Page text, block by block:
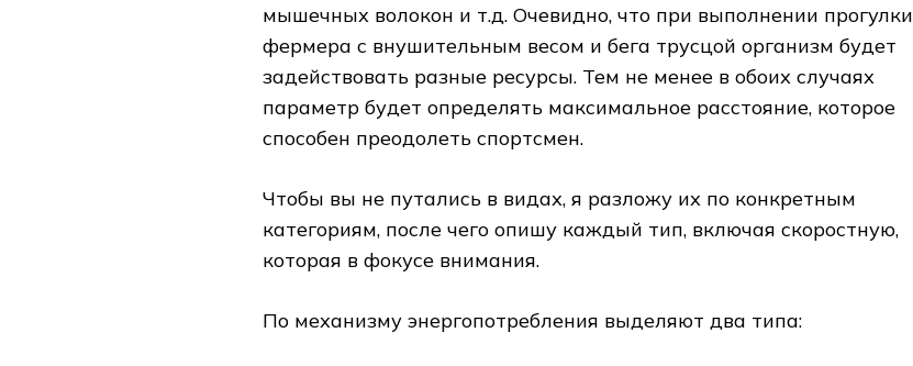
мышечных волокон и т.д. Очевидно, что при выполнении прогулки
фермера с внушительным весом и бега трусцой организм будет
задействовать разные ресурсы. Тем не менее в обоих случаях
параметр будет определять максимальное расстояние, которое
способен преодолеть спортсмен.
Чтобы вы не путались в видах, я разложу их по конкретным
категориям, после чего опишу каждый тип, включая скоростную,
которая в фокусе внимания.
По механизму энергопотребления выделяют два типа: